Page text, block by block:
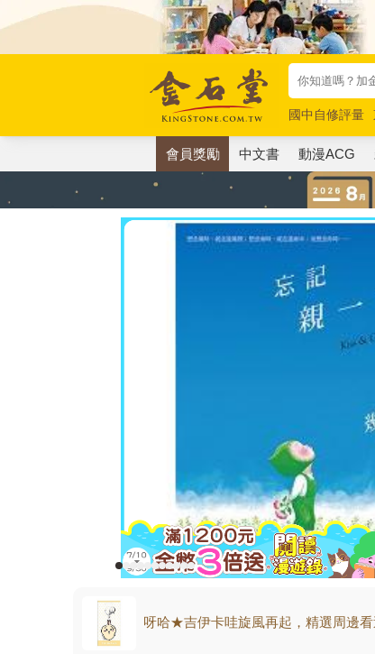
國中自修評量
唯紅花綻放
會員獎勵 中文書 動漫ACG
呀哈★吉伊卡哇旋風再起，精選周邊看